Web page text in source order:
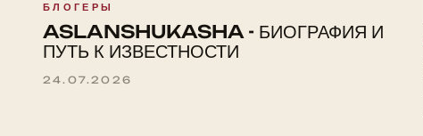
БЛОГЕРЫ
ASLANSHUKASHA - БИОГРАФИЯ И
ПУТЬ К ИЗВЕСТНОСТИ
24.07.2026